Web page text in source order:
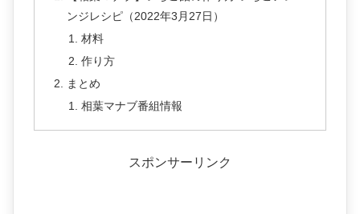
ンジレシピ（2022年3月27日）
材料
作り方
まとめ
相葉マナブ番組情報
スポンサーリンク